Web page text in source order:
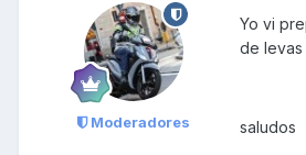
Moderadores
Yo vi
de levas
saludos